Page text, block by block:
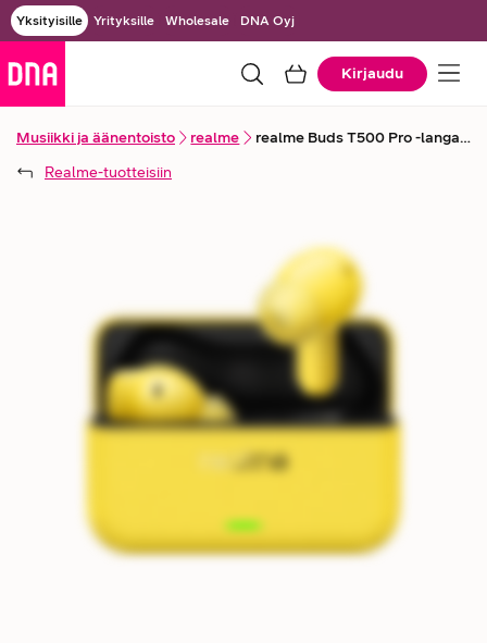
Yksityisille Yrityksille Wholesale DNA Oyj
Kirjaudu
Musiikki ja äänentoisto realme
realme Buds T500 Pro -langattomat vastamelunappikuulokkeet
Realme-tuotteisiin